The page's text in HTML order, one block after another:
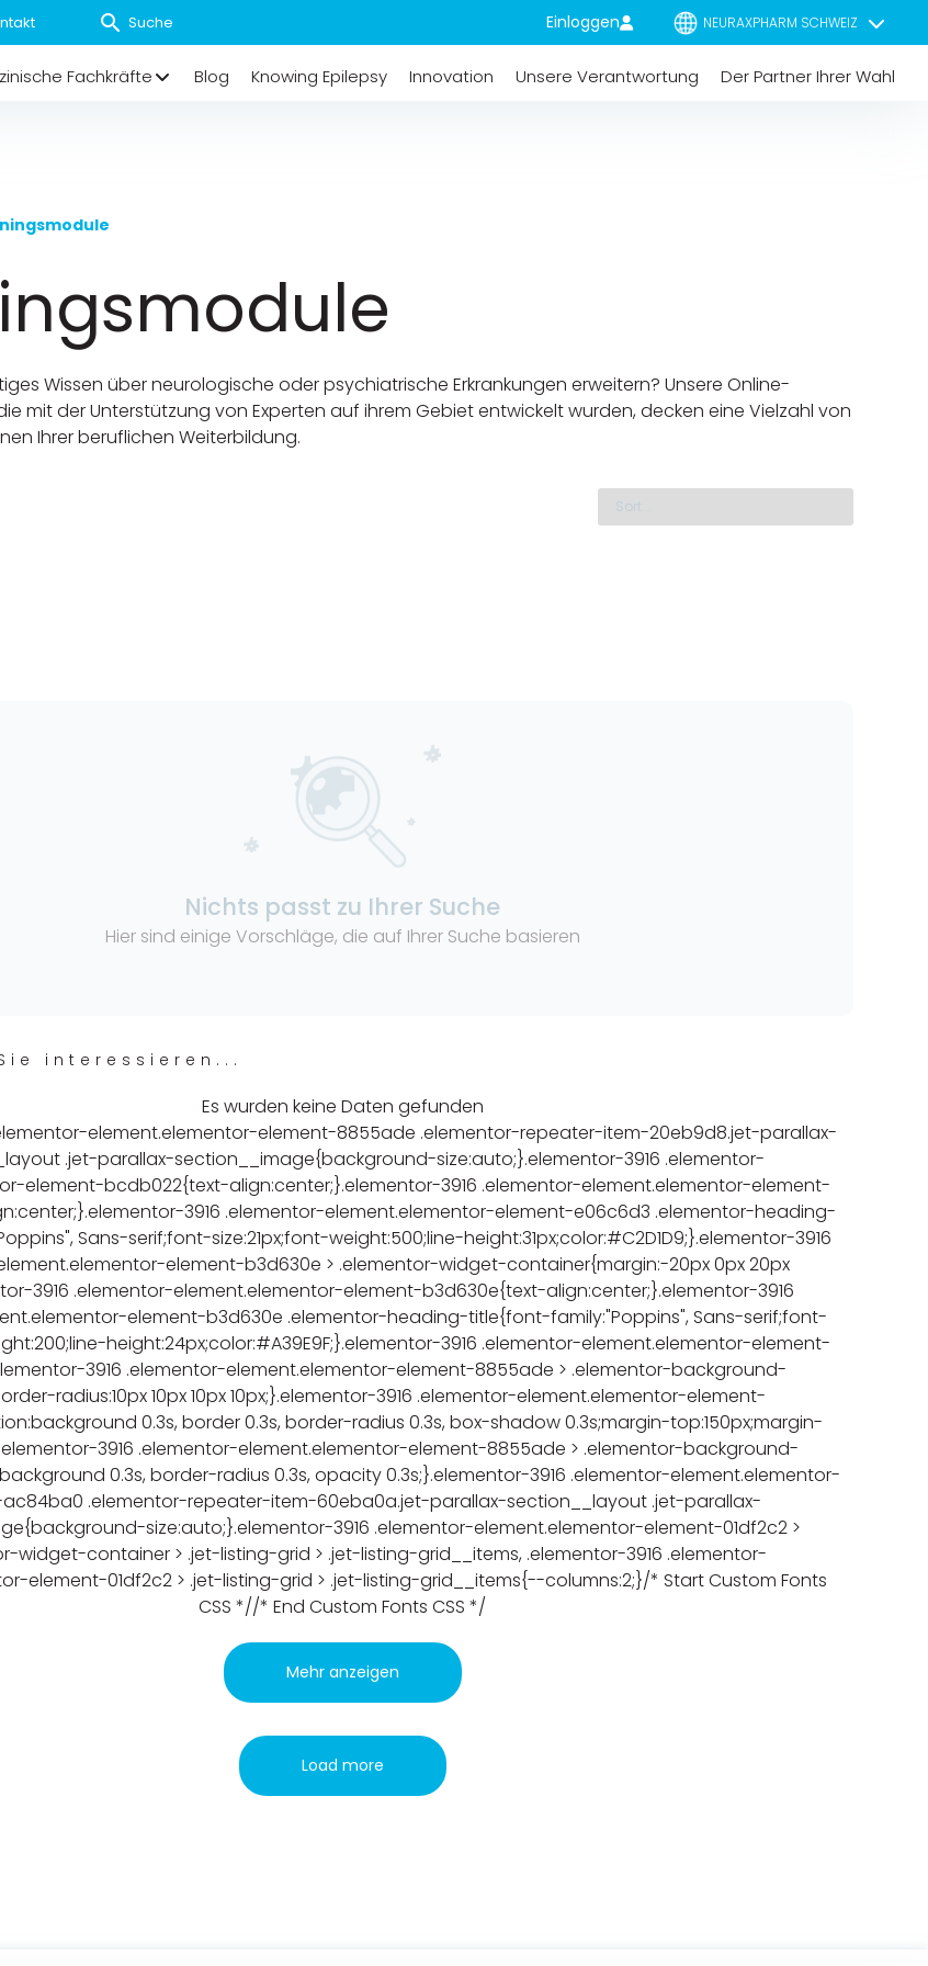
Einloggen NEURAXPHARM SCHWEIZ
Fachkräfte Blog Knowing Epilepsy Innovation Unsere Verantwortung Der Partner Ihrer Wahl
Wissen über neurologische oder psychiatrische Erkrankungen erweitern?Unsere Online-
mit der Unterstützung von Experten auf ihrem Gebiet entwickelt wurden, decken eine Vielzahl von
Ihrer beruflichen Weiterbildung.
Nichts passt zu Ihrer Suche
Hier sind einige Vorschläge, die auf Ihrer Suche basieren
interessieren...
Es wurden keine Daten gefunden
element.elementor-element-8855ade .elementor-repeater-item-20eb9d8.jet-parallax-
.jet-parallax-section__image{background-size:auto;}.elementor-3916 .elementor-
element-bcdb022{text-align:center;}.elementor-3916 .elementor-element.elementor-element-
3916 .elementor-element.elementor-element-e06c6d3 .elementor-heading-
Sans-serif;font-size:21px;font-weight:500;line-height:31px;color:#C2D1D9;}.elementor-3916
element-b3d630e > .elementor-widget-container{margin:-20px 0px 20px
3916 .elementor-element.elementor-element-b3d630e{text-align:center;}.elementor-3916
element-b3d630e .elementor-heading-title{font-family:"Poppins", Sans-serif;font-
height:24px;color:#A39E9F;}.elementor-3916 .elementor-element.elementor-element-
3916 .elementor-element.elementor-element-8855ade > .elementor-background-
radius:10px 10px 10px 10px;}.elementor-3916 .elementor-element.elementor-element-
0.3s, border 0.3s, border-radius 0.3s, box-shadow 0.3s;margin-top:150px;margin-
3916 .elementor-element.elementor-element-8855ade > .elementor-background-
0.3s, border-radius 0.3s, opacity 0.3s;}.elementor-3916 .elementor-element.elementor-
.elementor-repeater-item-60eba0a.jet-parallax-section__layout .jet-parallax-
size:auto;}.elementor-3916 .elementor-element.elementor-element-01df2c2 >
widget-container > .jet-listing-grid > .jet-listing-grid__items, .elementor-3916 .elementor-
element-01df2c2 > .jet-listing-grid > .jet-listing-grid__items{--columns:2;}/* Start Custom Fonts
CSS *//* End Custom Fonts CSS */
Mehr anzeigen
Load more